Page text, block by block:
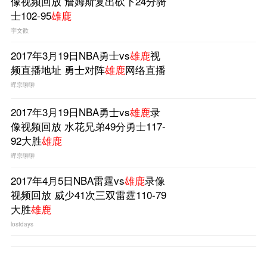
士102-95雄鹿
宇文歡
2017年3月19日NBA勇士vs雄鹿视
频直播地址 勇士对阵雄鹿网络直播
晖宗聊聊
2017年3月19日NBA勇士vs雄鹿录
像视频回放 水花兄弟49分勇士117-
92大胜雄鹿
晖宗聊聊
2017年4月5日NBA雷霆vs雄鹿录像
视频回放 威少41次三双雷霆110-79
大胜雄鹿
lostdays